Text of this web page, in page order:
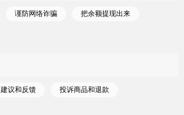
谨防网络诈骗 把余额提现出来
建议和反馈 投诉商品和退款